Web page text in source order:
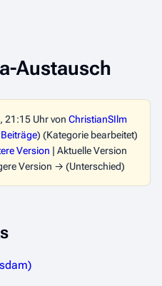
Austausch
21:15 Uhr von ChristianSIlm
Beiträge) (Kategorie bearbeitet)
Version | Aktuelle Version
Version → (Unterschied)